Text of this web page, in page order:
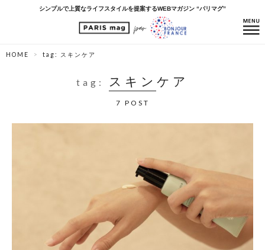
シンプルで上質なライフスタイルを提案するWEBマガジン “パリマグ”
HOME tag: スキンケア
tag: スキンケア
7 POST